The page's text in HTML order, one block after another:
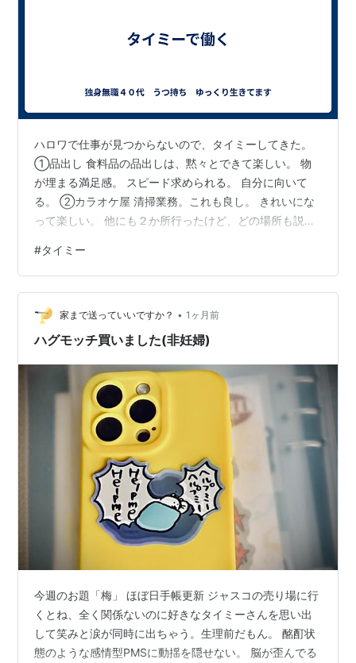
ハロワで仕事が見つからないので、タイミーしてきた。
①品出し 食料品の品出しは、黙々とできて楽しい。 物
が埋まる満足感。 スピード求められる。 自分に向いて
る。 ②カラオケ屋 清掃業務。これも良し。 きれいにな
って楽しい。 他にも２か所行ったけど、どの場所も説明
すぎて疲れてる感じ。 １回きりの人もいるもんね。 ある
場所のタイミーは、人が来ないみたいで、 「仕事どうで
すか？」ってスカウトくるけど、 そこはハードすぎて埋
まらんやろと思う。
#タイミー
家まで送っていいですか？ • 1ヶ月前
ハグモッチ買いました(非妊婦)
今週のお題「梅」 ほぼ日手帳更新 ジャスコの売り場に行
くとね、全く関係ないのに好きなタイミーさんを思い出
して笑みと涙が同時に出ちゃう。生理前だもん。 酩酊状
態のような感情型PMSに動揺を隠せない。 脳が歪んでる